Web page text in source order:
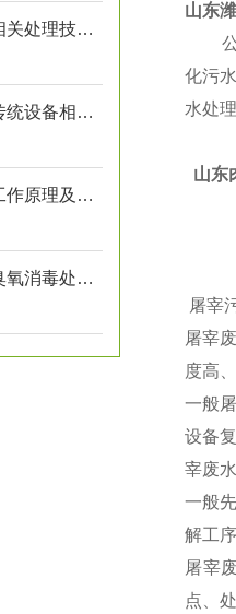
口腔牙科污水处理设备的相关处理技术介绍
口腔牙科污水处理设备与传统设备相比的优势介绍
口腔牙科污水处理设备的工作原理及出故障时需采取的措施介绍
正确安装可确保口腔诊所臭氧消毒处理设备提供高效的消毒效果
山东
化污
水处
山东
屠宰
屠宰
度高
一般
设备
宰废
一般
解工
屠宰
点、